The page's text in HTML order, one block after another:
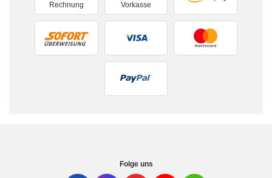
Vorkasse
Rechnung
Folge uns